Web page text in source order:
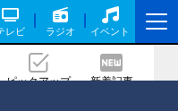
レビ ラジオ イベント
ピックアップ 新着記事